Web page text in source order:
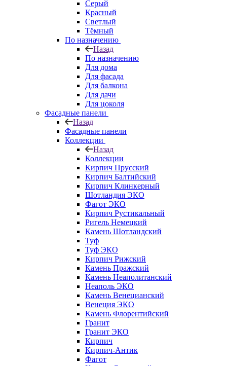
Серый
Красный
Светлый
Тёмный
По назначению
Назад
По назначению
Для дома
Для фасада
Для балкона
Для дачи
Для цоколя
Фасадные панели
Назад
Фасадные панели
Коллекции
Назад
Коллекции
Кирпич Прусский
Кирпич Балтийский
Кирпич Клинкерный
Шотландия ЭКО
Фагот ЭКО
Кирпич Рустикальный
Ригель Немецкий
Камень Шотландский
Туф
Туф ЭКО
Кирпич Рижский
Камень Пражский
Камень Неаполитанский
Неаполь ЭКО
Камень Венецианский
Венеция ЭКО
Камень Флорентийский
Гранит
Гранит ЭКО
Кирпич
Кирпич-Антик
Фагот